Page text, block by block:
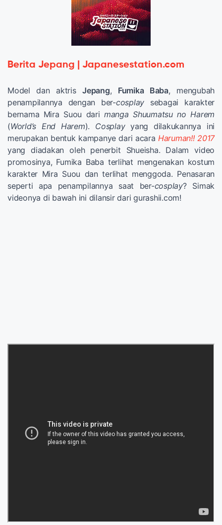
Berita Jepang | Japanesestation.com
Model dan aktris Jepang, Fumika Baba, mengubah
penampilannya dengan ber-cosplay sebagai karakter
bernama Mira Suou dari manga Shuumatsu no Harem
(World’s End Harem). Cosplayyang dilakukannya ini
merupakan bentuk kampanye dari acara Haruman!! 2017
yang diadakan oleh penerbit Shueisha. Dalam video
promosinya, Fumika Baba terlihat mengenakan kostum
karakter Mira Suou dan terlihat menggoda. Penasaran
seperti apa penampilannya saat ber-cosplay? Simak
videonya di bawah ini dilansir dari gurashii.com!